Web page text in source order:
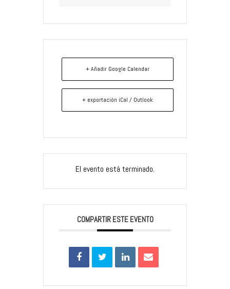
+ Añadir Google Calendar
+ exportación iCal / Outlook
El evento está terminado.
COMPARTIR ESTE EVENTO